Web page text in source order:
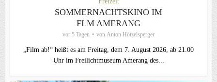
SOMMERNACHTSKINO IM
FLM AMERANG
vor 5 Tagen von Anton Hötzelsperger
„Film ab!“ heißt es am Freitag, dem 7. August 2026, ab 21.00
Uhr im Freilichtmuseum Amerang des...